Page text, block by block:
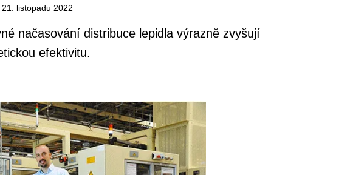
21. listopadu 2022
načasování distribuce lepidla výrazně zvyšují
efektivitu.